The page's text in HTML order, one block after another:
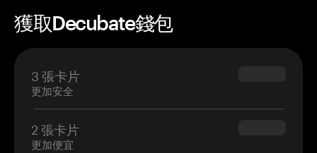
獲取Decubate錢包
3 張卡片
更加安全
$69.90
2 張卡片
更加便宜
$54.90